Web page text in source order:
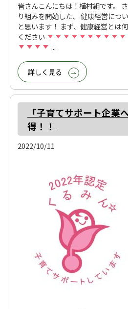
皆さんこんにちは！植村組です。
り組みを開始した、 健康経営につ
と思います！ まず、健康経営とは
ください
...
詳しく見る
「子育てサポート企業
得！！
2022/10/11